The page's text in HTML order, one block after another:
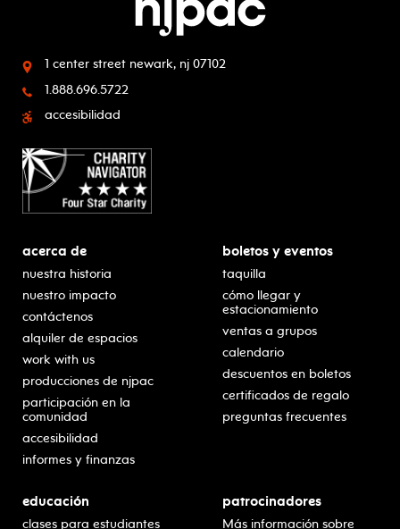
1 center street newark, nj 07102
1.888.696.5722
accesibilidad
acerca de
nuestra historia
nuestro impacto
contáctenos
alquiler de espacios
work with us
producciones de njpac
participación en la
comunidad
accesibilidad
informes y finanzas
boletos y eventos
taquilla
cómo llegar y
estacionamiento
ventas a grupos
calendario
descuentos en boletos
certificados de regalo
preguntas frecuentes
educación
clases para estudiantes
patrocinadores
Más información sobre